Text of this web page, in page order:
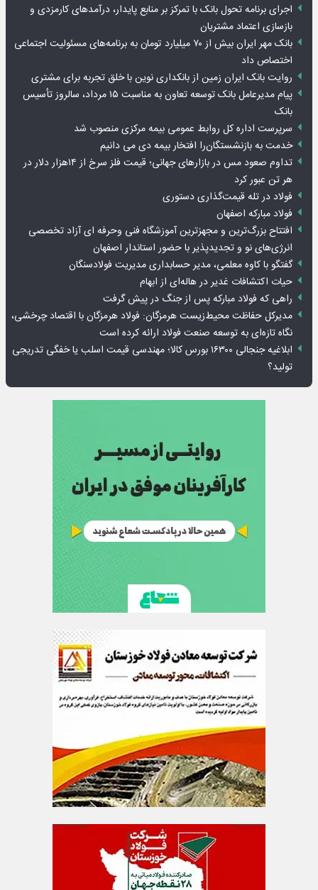
اجرای برنامه تحول بانک با تمرکز بر منابع پایدار، درآمدهای کارمزدی و
بازسازی اعتماد مشتریان
بانک مهر ایران بیش از ۷۰ میلیارد تومان به برنامه‌های مسئولیت اجتماعی
اختصاص داد
روایت بانک ایران زمین از بانکداری نوین با خلق تجربه برای مشتری
پیام مدیرعامل بانک توسعه تعاون به مناسبت ۱۵ مرداد، سالروز تأسیس
بانک
سرپرست اداره کل روابط عمومی بیمه مرکزی منصوب شد
خدمت به بازنشستگان‌را افتخار بیمه دی می دانیم
تداوم صعود مس در بازارهای جهانی؛ قیمت فلز سرخ از ۱۴هزار دلار در
هر تن عبور کرد
فولاد در تله قیمت‌گذاری دستوری
فولاد مبارکه اصفهان
افتتاح بزرگ‌ترین و مجهزترین آموزشگاه فنی وحرفه ای آزاد تخصصی
انرژی‌های نو و تجدیدپذیر با حضور استاندار اصفهان
گفتگو با کاوه معلمی، مدیر حسابداری مدیریت فولادسنگان
حیات اکتشافات غدیر در هاله‌ای از ابهام
راهی که فولاد مبارکه پس از جنگ در پیش گرفت
مدیرکل حفاظت محیط‌زیست هرمزگان: فولاد هرمزگان با اقتصاد چرخشی،
نگاه تازه‌ای به توسعه صنعت فولاد ارائه کرده است
ابلاغیه جنجالی ۱۶۳۰۰ بورس کالا؛ مهندسی قیمت اسلب یا خفگی تدریجی
تولید؟